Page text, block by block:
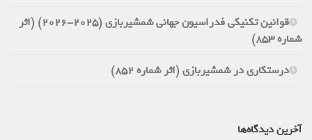
قوانین تکنیکی فدراسیون جهانی شمشیربازی (2025-2026) (اثر
شماره 853)
درستکاری در شمشیربازی (اثر شماره 852)
آخرین دیدگاه‌ها